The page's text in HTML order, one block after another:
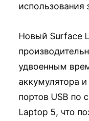
использования
Новый Surface
удвоенным
аккумулятора
портов USB по
Laptop 5, что